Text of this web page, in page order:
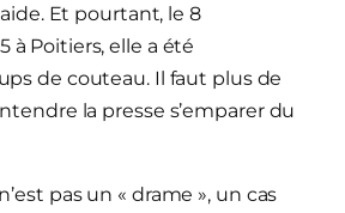
Et pourtant, le 8
à Poitiers, elle a été
de couteau. Il faut plus de
la presse s’emparer du
pas un « drame », un cas